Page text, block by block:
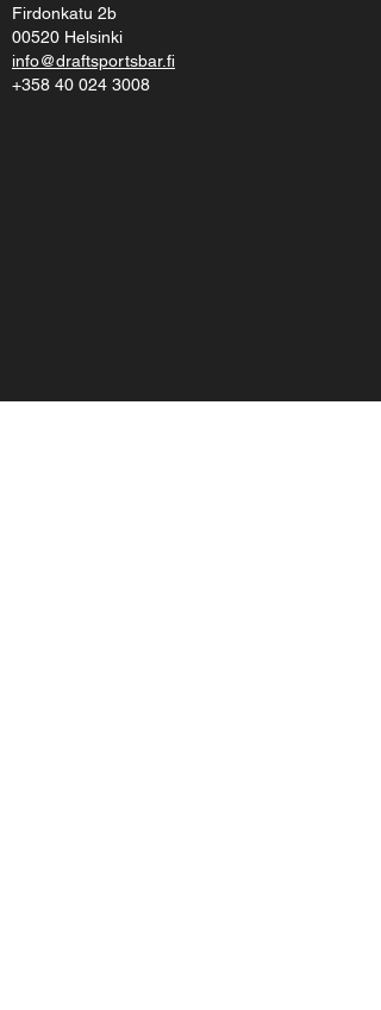
Firdonkatu 2b
00520 Helsinki
info@draftsportsbar.fi
+358 40 024 3008